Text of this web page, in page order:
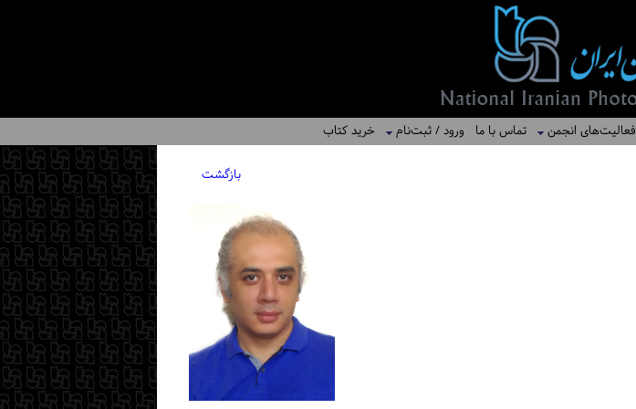
فعالیت‌های انجمن تماس با ما ورود / ثبت‌نام خرید کتاب
بازگشت